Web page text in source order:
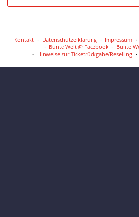
Kontakt Datenschutzerklärung Impressum
Bunte Welt @ Facebook
Bunte
Hinweise zur Ticketrückgabe/Reselling